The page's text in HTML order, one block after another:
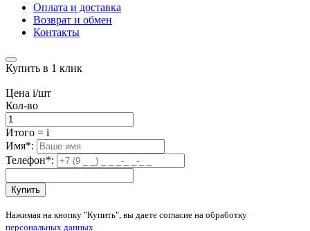
Оплата и доставка
Возврат и обмен
Контакты
Купить в 1 клик
Цена i/шт
Кол-во
Итого = i
Имя*:
Телефон*:
Купить
Нажимая на кнопку "Купить", вы даете согласие на обработку
персональных данных